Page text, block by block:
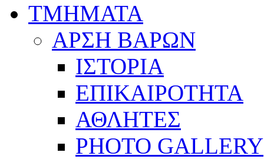
ΤΜΗΜΑΤΑ
ΑΡΣΗ ΒΑΡΩΝ
ΙΣΤΟΡΙΑ
ΕΠΙΚΑΙΡΟΤΗΤΑ
ΑΘΛΗΤΕΣ
PHOTO GALLERY